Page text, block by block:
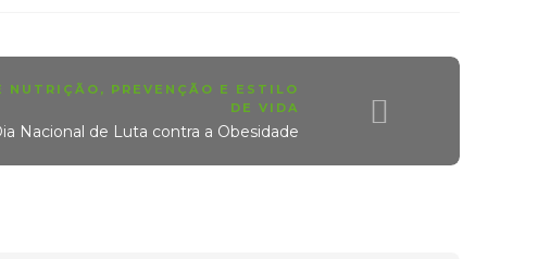
NUTRIÇÃO , PREVENÇÃO E ESTILO
DE VIDA
Nacional de Luta contra a Obesidade